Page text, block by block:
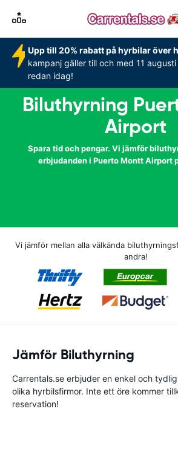
Upp till 20% rabatt på hyrbilar över
kampanj gäller till och med 11
redan idag!
Biluthyrning
Airport
Spara tid och pengar. Vi jämför
erbjudanden i Puerto Montt Airport
Vi jämför mellan alla välkända
andra!
Jämför Biluthyrning
Carrentals.se erbjuder en enkel och
olika hyrbilsfirmor. Inte ett öre kommer
reservation!